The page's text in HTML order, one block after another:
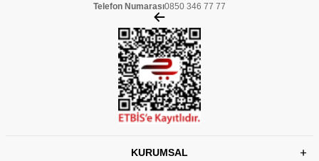
Telefon Numarası0850 346 77 77
KURUMSAL